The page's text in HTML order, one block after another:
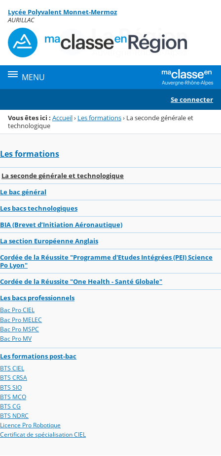
Menu de la rubrique
Contenu
Lycée Polyvalent Monnet-Mermoz
AURILLAC
MENU
Se connecter
Vous êtes ici : Accueil› Les formations› La seconde générale et
technologique
Les formations
La seconde générale et technologique
Le bac général
Les bacs technologiques
BIA (Brevet d’Initiation Aéronautique)
La section Européenne Anglais
Cordée de la Réussite "Programme d'Etudes Intégrées (PEI) Science
Po Lyon"
Cordée de la Réussite "One Health - Santé Globale"
Les bacs professionnels
Bac Pro CIEL
Bac Pro MELEC
Bac Pro MSPC
Bac Pro MV
Les formations post-bac
BTS CIEL
BTS CRSA
BTS SIO
BTS MCO
BTS CG
BTS NDRC
Licence Pro Robotique
Certificat de spécialisation CIEL